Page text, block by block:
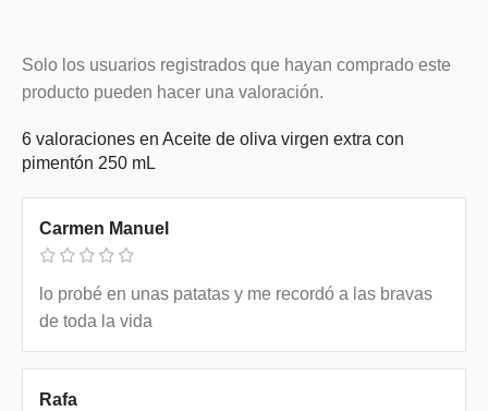
6 valoraciones en Aceite de oliva virgen extra con
pimentón 250 mL
Carmen Manuel
lo probé en unas patatas y me recordó a las bravas
de toda la vida
Rafa
Solo los usuarios registrados que hayan comprado este
producto pueden hacer una valoración.